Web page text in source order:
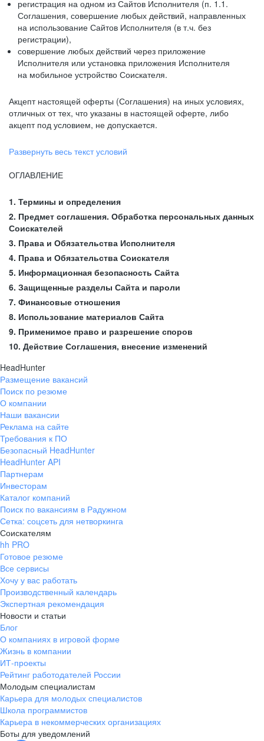
регистрация на одном из Сайтов Исполнителя (п. 1.1.
Соглашения, совершение любых действий, направленных
на использование Сайтов Исполнителя (в т.ч. без
регистрации),
совершение любых действий через приложение
Исполнителя или установка приложения Исполнителя
на мобильное устройство Соискателя.
Акцепт настоящей оферты (Соглашения) на иных условиях,
отличных от тех, что указаны в настоящей оферте, либо
акцепт под условием, не допускается.
Развернуть весь текст условий
ОГЛАВЛЕНИЕ
1. Термины и определения
2. Предмет соглашения. Обработка персональных данных
Соискателей
3. Права и Обязательства Исполнителя
4. Права и Обязательства Соискателя
5. Информационная безопасность Сайта
6. Защищенные разделы Сайта и пароли
7. Финансовые отношения
8. Использование материалов Сайта
9. Применимое право и разрешение споров
10. Действие Соглашения, внесение изменений
HeadHunter
Размещение вакансий
Поиск по резюме
О компании
Наши вакансии
Реклама на сайте
Требования к ПО
Безопасный HeadHunter
HeadHunter API
Партнерам
Инвесторам
Каталог компаний
Поиск по вакансиям в Радужном
Сетка: соцсеть для нетворкинга
Соискателям
hh PRO
Готовое резюме
Все сервисы
Хочу у вас работать
Производственный календарь
Экспертная рекомендация
Новости и статьи
Блог
О компаниях в игровой форме
Жизнь в компании
ИТ-проекты
Рейтинг работодателей России
Молодым специалистам
Карьера для молодых специалистов
Школа программистов
Карьера в некоммерческих организациях
Боты для уведомлений